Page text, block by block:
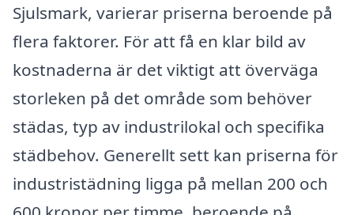
Sjulsmark, varierar priserna beroende på
flera faktorer. För att få en klar bild av
kostnaderna är det viktigt att överväga
storleken på det område som behöver
städas, typ av industrilokal och specifika
städbehov. Generellt sett kan priserna för
industristädning ligga på mellan 200 och